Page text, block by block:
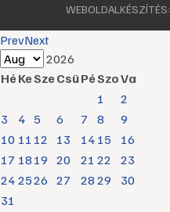
WEBOLDALKÉSZÍTÉS:
PrevNext
2026
HéKeSzeCsüPéSzoVa
1
2
3
4 5 6 7 8
9
10 11 12 13 14 15
16
17 18 19 20 21 22
23
24 2526 27 28 29
30
31